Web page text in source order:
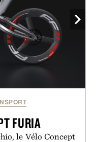
FURIA
le Vélo Concept